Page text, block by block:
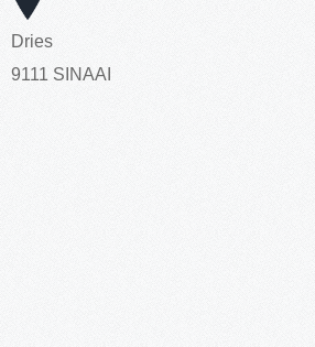
Dries
9111 SINAAI